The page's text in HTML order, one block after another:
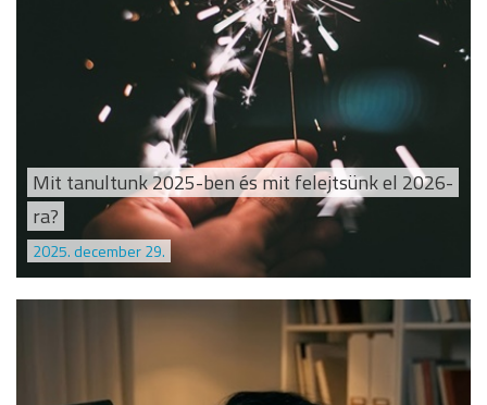
Mit tanultunk 2025-ben és mit felejtsünk el 2026-
ra?
2025. december 29.